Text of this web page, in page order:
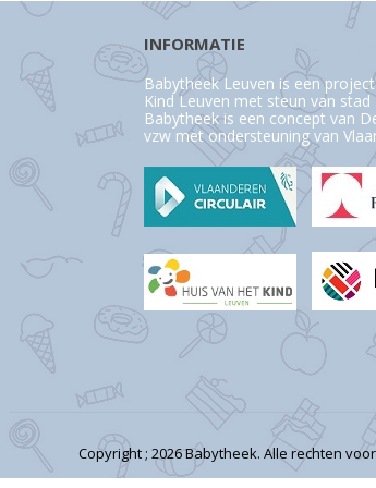
INFORMATIE
Babytheek Leuven is een
Kind Leuven met steun van stad
Babytheek is een concept van
vzw met ondersteuning van
Copyright ; 2026 Babytheek. Alle rechten